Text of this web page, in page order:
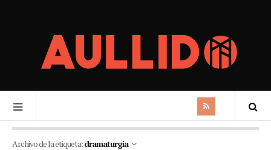
Archivo de la etiqueta:dramaturgia